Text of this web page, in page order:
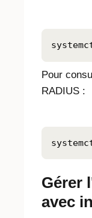
Pour
RADIUS :
Gérer
avec